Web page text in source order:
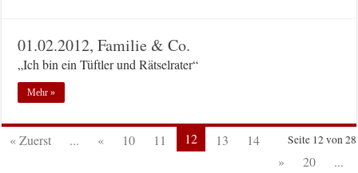
01.02.2012, Familie & Co.
„Ich bin ein Tüftler und Rätselrater“
Mehr »
Seite 12 von 28
« Zuerst ... « 10 11 12 13
14
»
20
...